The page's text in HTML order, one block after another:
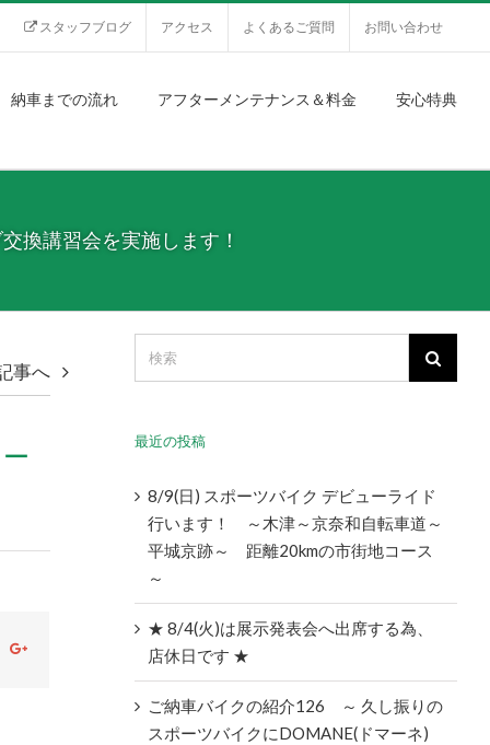
スタッフブログ アクセス よくあるご質問 お問い合わせ
納車までの流れ アフターメンテナンス＆料金 安心特典
換講習会を実施します！
事へ
Google+
最近の投稿
8/9(日) スポーツバイク デビューライド
行います！ ～木津～京奈和自転車道～
平城京跡～ 距離20kmの市街地コース
～
★ 8/4(火)は展示発表会へ出席する為、
店休日です ★
ご納車バイクの紹介126 ～ 久し振りの
スポーツバイクにDOMANE(ドマーネ)